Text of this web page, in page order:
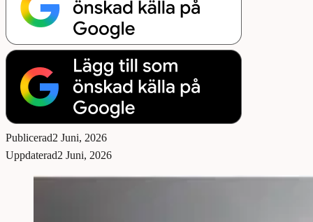
Publicerad2 Juni, 2026
Uppdaterad2 Juni, 2026